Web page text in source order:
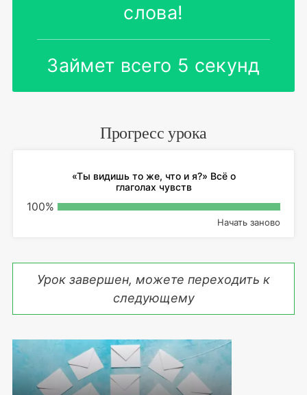
слова!
Займет всего 5 секунд
Прогресс урока
«Ты видишь то же, что и я?» Всё о
глаголах чувств
100%
Начать заново
Урок завершен, можете переходить к
следующему